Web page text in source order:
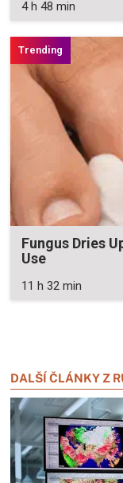
4 h 48 min
Fungus Dries
Use
11 h 32 min
DALŠÍ ČLÁNKY Z